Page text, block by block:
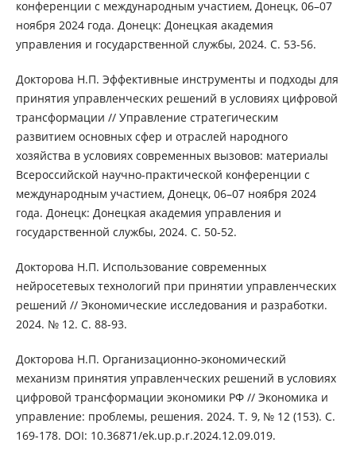
конференции с международным участием, Донецк, 06–07
ноября 2024 года. Донецк: Донецкая академия
управления и государственной службы, 2024. С. 53-56.
Докторова Н.П. Эффективные инструменты и подходы для
принятия управленческих решений в условиях цифровой
трансформации // Управление стратегическим
развитием основных сфер и отраслей народного
хозяйства в условиях современных вызовов: материалы
Всероссийской научно-практической конференции с
международным участием, Донецк, 06–07 ноября 2024
года. Донецк: Донецкая академия управления и
государственной службы, 2024. С. 50-52.
Докторова Н.П. Использование современных
нейросетевых технологий при принятии управленческих
решений // Экономические исследования и разработки.
2024. № 12. С. 88-93.
Докторова Н.П. Организационно-экономический
механизм принятия управленческих решений в условиях
цифровой трансформации экономики РФ // Экономика и
управление: проблемы, решения. 2024. Т. 9, № 12 (153). С.
169-178. DOI: 10.36871/ek.up.p.r.2024.12.09.019.